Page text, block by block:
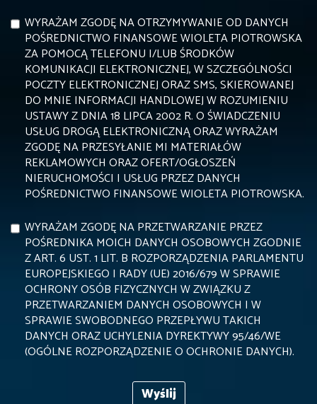
WYRAŻAM ZGODĘ NA OTRZYMYWANIE OD DANYCH
POŚREDNICTWO FINANSOWE WIOLETA PIOTROWSKA
ZA POMOCĄ TELEFONU I/LUB ŚRODKÓW
KOMUNIKACJI ELEKTRONICZNEJ, W SZCZEGÓLNOŚCI
POCZTY ELEKTRONICZNEJ ORAZ SMS, SKIEROWANEJ
DO MNIE INFORMACJI HANDLOWEJ W ROZUMIENIU
USTAWY Z DNIA 18 LIPCA 2002 R. O ŚWIADCZENIU
USŁUG DROGĄ ELEKTRONICZNĄ ORAZ WYRAŻAM
ZGODĘ NA PRZESYŁANIE MI MATERIAŁÓW
REKLAMOWYCH ORAZ OFERT/OGŁOSZEŃ
NIERUCHOMOŚCI I USŁUG PRZEZ DANYCH
POŚREDNICTWO FINANSOWE WIOLETA PIOTROWSKA.
WYRAŻAM ZGODĘ NA PRZETWARZANIE PRZEZ
POŚREDNIKA MOICH DANYCH OSOBOWYCH ZGODNIE
Z ART. 6 UST. 1 LIT. B ROZPORZĄDZENIA PARLAMENTU
EUROPEJSKIEGO I RADY (UE) 2016/679 W SPRAWIE
OCHRONY OSÓB FIZYCZNYCH W ZWIĄZKU Z
PRZETWARZANIEM DANYCH OSOBOWYCH I W
SPRAWIE SWOBODNEGO PRZEPŁYWU TAKICH
DANYCH ORAZ UCHYLENIA DYREKTYWY 95/46/WE
(OGÓLNE ROZPORZĄDZENIE O OCHRONIE DANYCH).